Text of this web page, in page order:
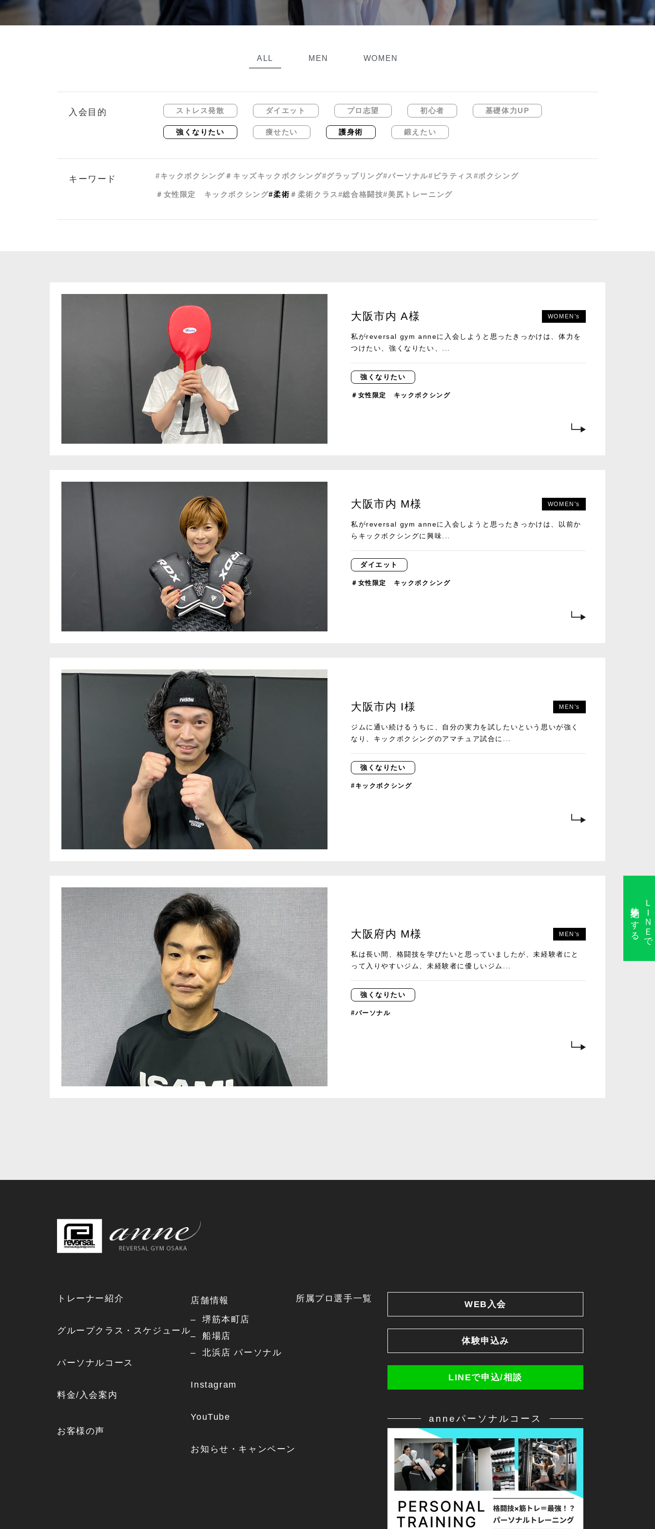
体験予約をするＬＩＮＥで
ALL MEN WOMEN
入会目的 ストレス発散 ダイエット プロ志望 初心者 基礎体力UP
強くなりたい 痩せたい 護身術 鍛えたい
キーワード #キックボクシング＃キッズキックボクシング#グラップリング#パーソナル#ピラティス #ボクシング
＃女性限定 キックボクシング#柔術 ＃柔術クラス #総合格闘技#美尻トレーニング
大阪市内 A様 WOMEN's
私がreversal gym anneに入会しようと思ったきっかけは、体力を
つけたい、強くなりたい、...
強くなりたい
＃女性限定 キックボクシング
大阪市内 M様 WOMEN's
私がreversal gym anneに入会しようと思ったきっかけは、以前か
らキックボクシングに興味...
ダイエット
＃女性限定 キックボクシング
大阪市内 I様 MEN's
ジムに通い続けるうちに、自分の実力を試したいという思いが強く
なり、キックボクシングのアマチュア試合に...
強くなりたい
#キックボクシング
大阪府内 M様 MEN's
私は長い間、格闘技を学びたいと思っていましたが、未経験者にと
って入りやすいジム、未経験者に優しいジム...
強くなりたい
#パーソナル
トレーナー紹介
グループクラス・スケジュール
パーソナルコース
料金/入会案内
お客様の声
店舗情報
堺筋本町店
船場店
北浜店 パーソナル
Instagram
YouTube
お知らせ・キャンペーン
所属プロ選手一覧
anneパーソナルコース
WEB入会
体験申込み
LINEで申込/相談